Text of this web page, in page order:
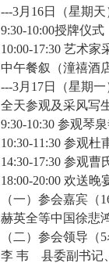
---3月16日（星期天
9:30-10:00授牌仪式
10:00-17:30 艺术
中午餐叙（潼禧酒
---3月17日（星期一
全天参观及采风写
9:30-10:30 参观琴
10:30-11:30 参观杜
14:30-17:30 参观
18:00-20:00 欢送晚
（一）参会嘉宾（
赫英全等中国徐悲
（二）参会领导（5
李 韦 县委副书记